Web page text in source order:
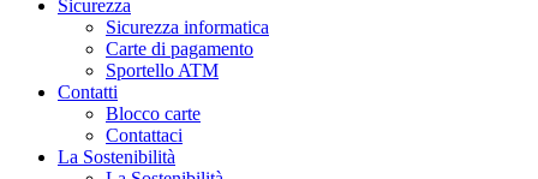
Sicurezza
Sicurezza informatica
Carte di pagamento
Sportello ATM
Contatti
Blocco carte
Contattaci
La Sostenibilità